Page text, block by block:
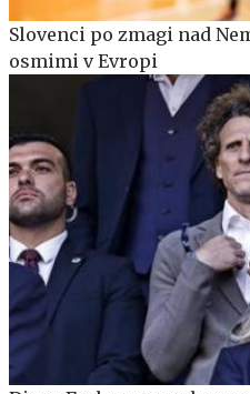
Slovenci po zmagi nad
osmimi v Evropi